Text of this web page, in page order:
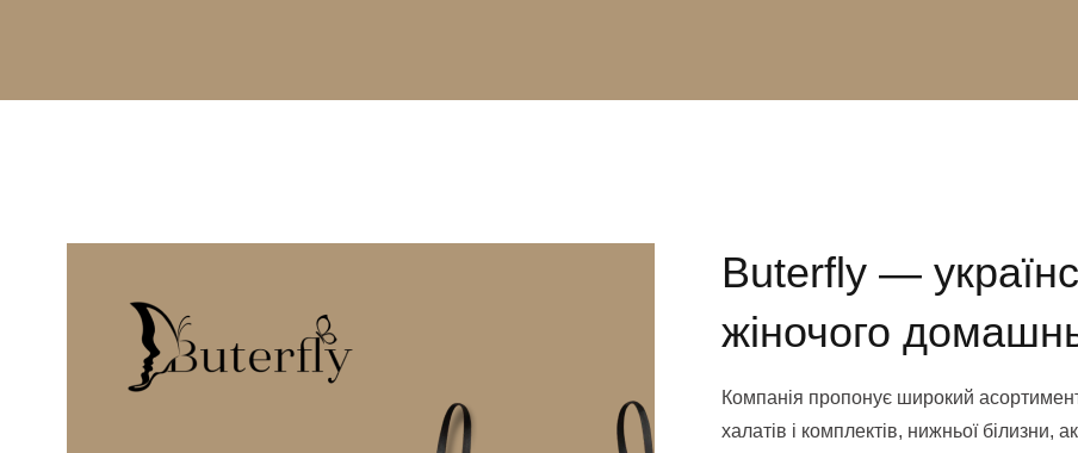
Buterfly —
жіночого
Компанія пропонує широкий
халатів і комплектів, нижньої білизни,